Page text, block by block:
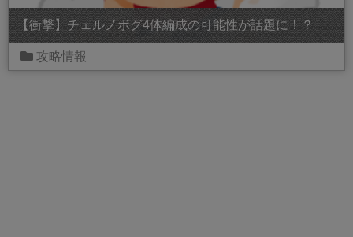
【衝撃】チェルノボグ4体編成の可能性が話題に！？
攻略情報